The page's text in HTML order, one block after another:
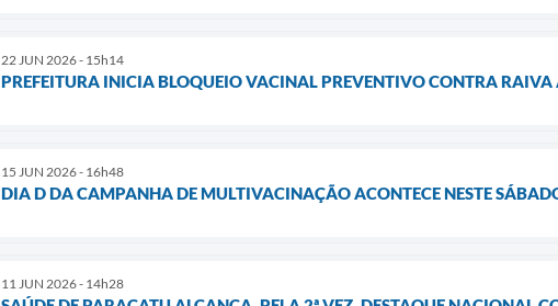
22 JUN 2026 - 15h14
PREFEITURA INICIA BLOQUEIO VACINAL PREVENTIVO CONTRA
15 JUN 2026 - 16h48
DIA D DA CAMPANHA DE MULTIVACINAÇÃO ACONTECE NESTE
11 JUN 2026 - 14h28